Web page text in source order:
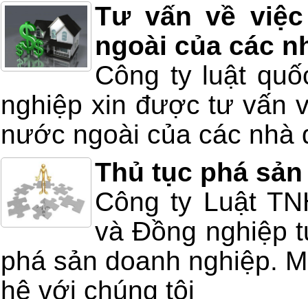
Tư vấn về
ngoài của các
Công ty luật
nghiệp xin được tư vấn
nước ngoài của các nhà
Thủ tục phá
Công ty Luật
và Đồng nghiệp
phá sản doanh nghiệp.
hệ với chúng tôi